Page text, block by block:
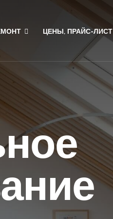
ЦЕНЫ, ПРАЙС-ЛИСТ